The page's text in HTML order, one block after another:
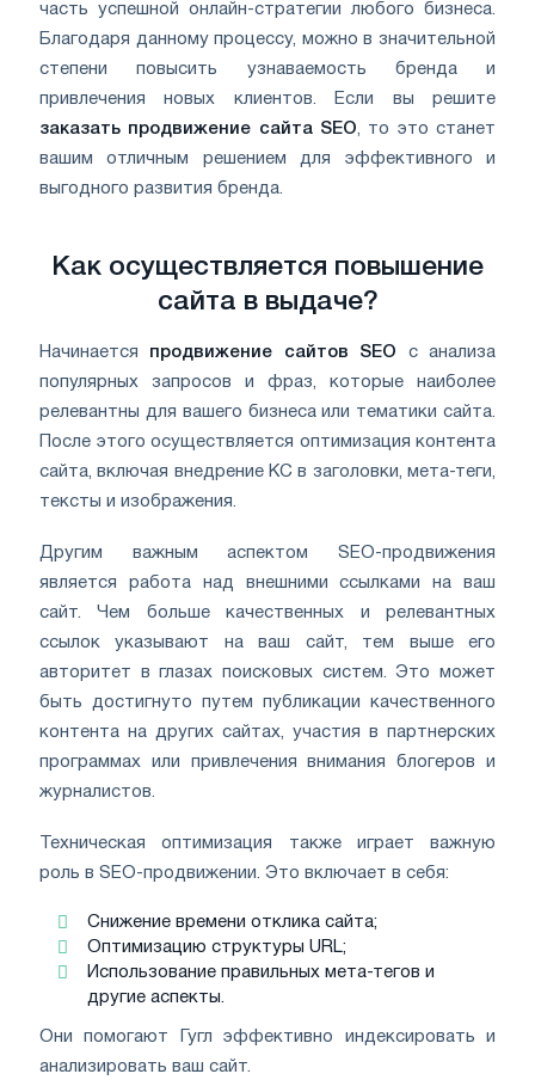
часть успешной онлайн-стратегии любого бизнеса.
Благодаря данному процессу, можно в значительной
степени повысить узнаваемость бренда и
привлечения новых клиентов. Если вы решите
заказать продвижение сайта SEO , то это станет
вашим отличным решением для эффективного и
выгодного развития бренда.
Как осуществляется повышение
сайта в выдаче?
Начинается продвижение сайтов SEO с анализа
популярных запросов и фраз, которые наиболее
релевантны для вашего бизнеса или тематики сайта.
После этого осуществляется оптимизация контента
сайта, включая внедрение КС в заголовки, мета-теги,
тексты и изображения.
Другим важным аспектом SEO-продвижения
является работа над внешними ссылками на ваш
сайт. Чем больше качественных и релевантных
ссылок указывают на ваш сайт, тем выше его
авторитет в глазах поисковых систем. Это может
быть достигнуто путем публикации качественного
контента на других сайтах, участия в партнерских
программах или привлечения внимания блогеров и
журналистов.
Техническая оптимизация также играет важную
роль в SEO-продвижении. Это включает в себя:
Снижение времени отклика сайта;
Оптимизацию структуры URL;
Использование правильных мета-тегов и
другие аспекты.
Они помогают Гугл эффективно индексировать и
анализировать ваш сайт.